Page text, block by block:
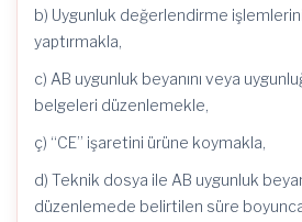
b) Uygunluk değerlendirme
yaptırmakla,
c) AB uygunluk beyanını veya
belgeleri düzenlemekle,
ç) “CE” işaretini ürüne koymakla,
d) Teknik dosya ile AB uygunluk
düzenlemede belirtilen süre